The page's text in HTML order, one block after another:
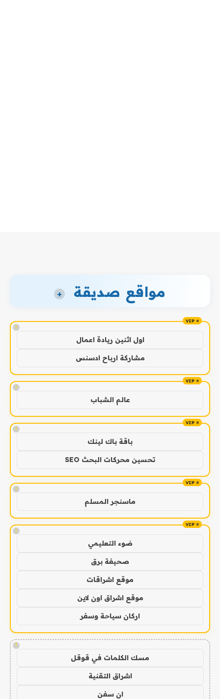
مواقع صديقة +
!
اول اثنين ريادة اعمال
مشاركة ارباح ادسنس
!
عالم الشباب
!
باقة باك لينك
تحسين محركات البحث SEO
!
ماسنجر المسلم
!
ضوء التعليمي
صحيفة برق
موقع اشراقات
موقع اشراق اون لاين
اركان سياحة وسفر
!
مسك الكلمات في قوقل
اشراق التقنية
ان سفن